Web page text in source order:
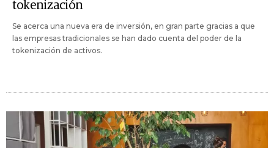
tokenización
Se acerca una nueva era de inversión, en gran parte gracias a que
las empresas tradicionales se han dado cuenta del poder de la
tokenización de activos.